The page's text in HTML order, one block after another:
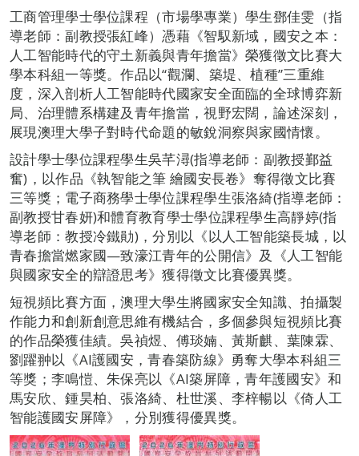
工商管理學士學位課程（市場學專業）學生鄧佳雯（指
導老師：副教授張紅峰）憑藉《智馭新域，國安之本：
人工智能時代的守土新義與青年擔當》榮獲徵文比賽大
學本科組一等獎。作品以“觀瀾、築堤、植種”三重維
度，深入剖析人工智能時代國家安全面臨的全球博弈新
局、治理體系構建及青年擔當，視野宏闊，論述深刻，
展現澳理大學子對時代命題的敏銳洞察與家國情懷。
設計學士學位課程學生吳芊潯(指導老師：副教授鄞益
奮)，以作品《執智能之筆 繪國安長卷》奪得徵文比賽
三等獎；電子商務學士學位課程學生張洛綺(指導老師：
副教授甘春妍)和體育教育學士學位課程學生高靜婷(指
導老師：教授冷鐵勛)，分別以《以人工智能築長城，以
青春擔當燃家國—致濠江青年的公開信》及《人工智能
與國家安全的辯證思考》獲得徵文比賽優異獎。
短視頻比賽方面，澳理大學生將國家安全知識、拍攝製
作能力和創新創意思維有機結合，多個參與短視頻比賽
的作品榮獲佳績。吳禎煜、傅琰婻、黃斯麒、葉陳霖、
劉躍翀以《AI護國安，青春築防線》勇奪大學本科組三
等獎；李鳴愷、朱保亮以《AI築屏障，青年護國安》和
馬安欣、鍾昊柏、張洛綺、杜世溪、李梓暢以《倚人工
智能護國安屏障》，分別獲得優異獎。